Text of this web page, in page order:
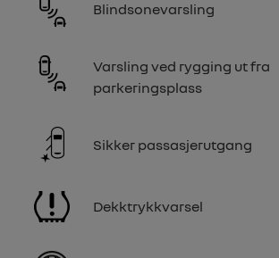
Blindsonevarsling
Varsling ved rygging ut fra
parkeringsplass
Sikker passasjerutgang
Dekktrykkvarsel